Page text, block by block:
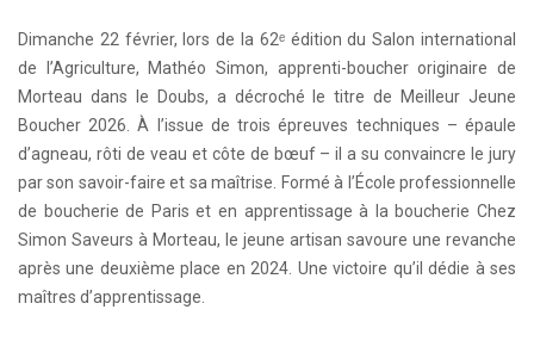
Dimanche 22 février, lors de la 62ᵉ édition du Salon international
de l’Agriculture, Mathéo Simon, apprenti-boucher originaire de
Morteau dans le Doubs, a décroché le titre de Meilleur Jeune
Boucher 2026. À l’issue de trois épreuves techniques – épaule
d’agneau, rôti de veau et côte de bœuf – il a su convaincre le jury
par son savoir-faire et sa maîtrise. Formé à l’École professionnelle
de boucherie de Paris et en apprentissage à la boucherie Chez
Simon Saveurs à Morteau, le jeune artisan savoure une revanche
après une deuxième place en 2024. Une victoire qu’il dédie à ses
maîtres d’apprentissage.